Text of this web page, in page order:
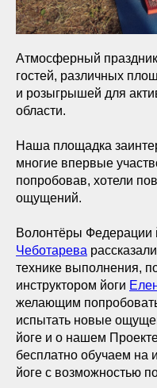
Атмосферный
гостей, различных
и розыгрышей для
области.
Наша площадка
многие впервые
попробовав, хотели
ощущений.
Волонтёры Федерации
Чеботарева
технике выполнения,
инструктором йоги
желающим
испытать новые
йоге и о нашем
бесплатно обучаем на
йоге с возможностью